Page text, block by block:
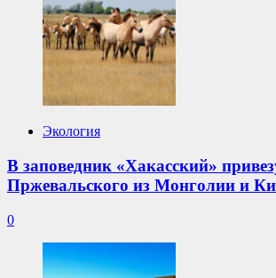
Экология
В заповедник «Хакасский»
Пржевальского из Монголии и
0